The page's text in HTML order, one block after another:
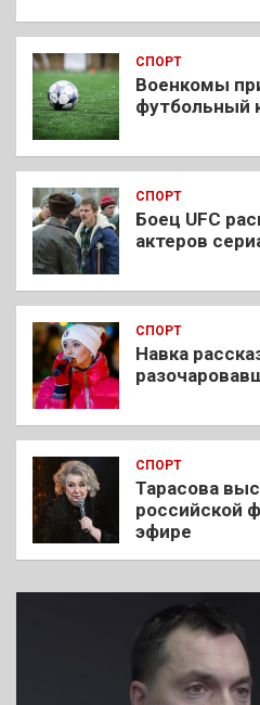
СПОРТ
Военкомы
футбольный
СПОРТ
Боец UFC
актеров
СПОРТ
Навка
СПОРТ
Тарасова
российской
эфире